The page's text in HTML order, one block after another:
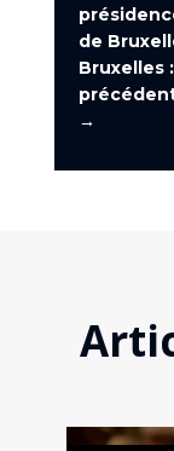
de
Bruxelles
→